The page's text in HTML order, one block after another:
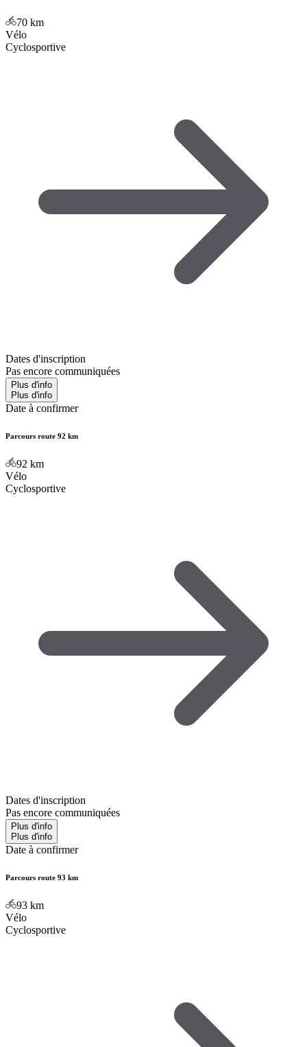
70 km
Vélo
Cyclosportive
Dates d'inscription
Pas encore communiquées
Plus d'info
Plus d'info
Date à confirmer
Parcours route 92 km
92 km
Vélo
Cyclosportive
Dates d'inscription
Pas encore communiquées
Plus d'info
Plus d'info
Date à confirmer
Parcours route 93 km
93 km
Vélo
Cyclosportive